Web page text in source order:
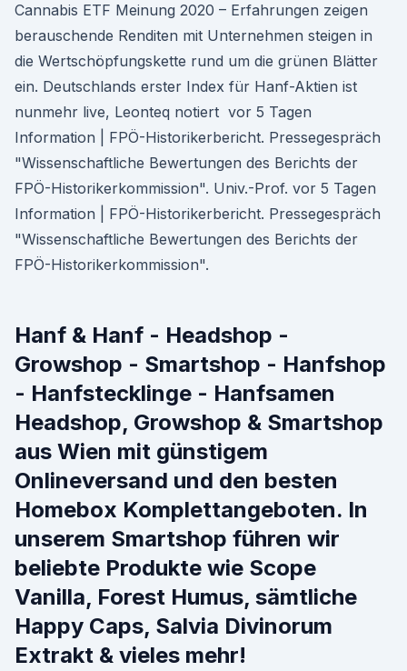
Cannabis ETF Meinung 2020 – Erfahrungen zeigen
berauschende Renditen mit Unternehmen steigen in
die Wertschöpfungskette rund um die grünen Blätter
ein. Deutschlands erster Index für Hanf-Aktien ist
nunmehr live, Leonteq notiert vor 5 Tagen
Information | FPÖ-Historikerbericht. Pressegespräch
"Wissenschaftliche Bewertungen des Berichts der
FPÖ-Historikerkommission". Univ.-Prof. vor 5 Tagen
Information | FPÖ-Historikerbericht. Pressegespräch
"Wissenschaftliche Bewertungen des Berichts der
FPÖ-Historikerkommission".
Hanf & Hanf - Headshop -
Growshop - Smartshop - Hanfshop
- Hanfstecklinge - Hanfsamen
Headshop, Growshop & Smartshop
aus Wien mit günstigem
Onlineversand und den besten
Homebox Komplettangeboten. In
unserem Smartshop führen wir
beliebte Produkte wie Scope
Vanilla, Forest Humus, sämtliche
Happy Caps, Salvia Divinorum
Extrakt & vieles mehr!